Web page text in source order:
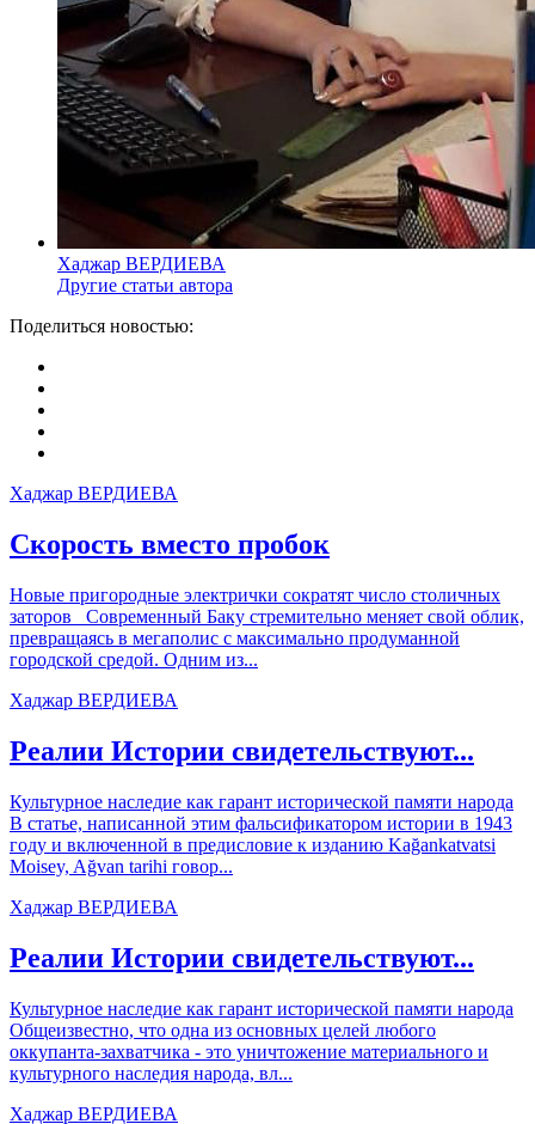
Хаджар ВЕРДИЕВА
Другие статьи автора
Поделиться новостью:
Хаджар ВЕРДИЕВА
Скорость вместо пробок
Новые пригородные электрички сократят число столичных
заторов Современный Баку стремительно меняет свой облик,
превращаясь в мегаполис с максимально продуманной
городской средой. Одним из...
Хаджар ВЕРДИЕВА
Реалии Истории свидетельствуют...
Культурное наследие как гарант исторической памяти народа
В статье, написанной этим фальсификатором истории в 1943
году и включенной в предисловие к изданию Kağankatvatsi
Moisey, Ağvan tarihi говор...
Хаджар ВЕРДИЕВА
Реалии Истории свидетельствуют...
Культурное наследие как гарант исторической памяти народа
Общеизвестно, что одна из основных целей любого
оккупанта-захватчика - это уничтожение материального и
культурного наследия народа, вл...
Хаджар ВЕРДИЕВА